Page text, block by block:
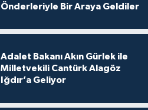
Önderleriyle Bir Araya Geldiler
Adalet Bakanı Akın Gürlek ile
Milletvekili Cantürk Alagöz
Iğdır’a Geliyor